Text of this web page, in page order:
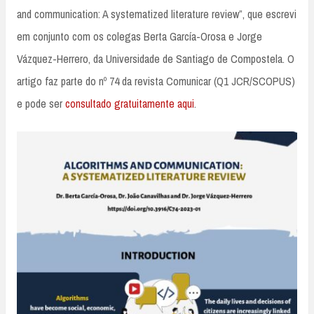
and communication: A systematized literature review”, que escrevi
em conjunto com os colegas Berta García-Orosa e Jorge
Vázquez-Herrero, da Universidade de Santiago de Compostela. O
artigo faz parte do nº 74 da revista Comunicar (Q1 JCR/SCOPUS)
e pode serconsultado gratuitamente aqui.